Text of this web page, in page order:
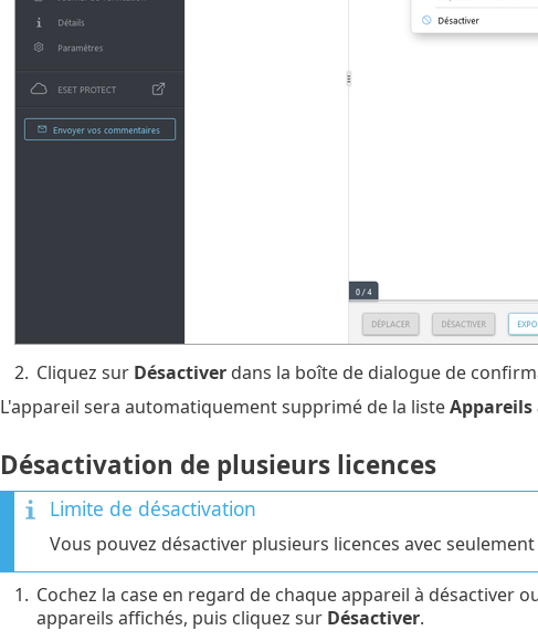
2. Cliquez sur Désactiverdans la boîte de dialogue de
L'appareil sera automatiquement supprimé de la listeAppareils
Désactivation de plusieurs licences
Limite de désactivation
Vous pouvez désactiver plusieurs licences avec
1. Cochez la case en regard de chaque appareil à désactiver
appareils affichés, puis cliquez sur Désactiver.